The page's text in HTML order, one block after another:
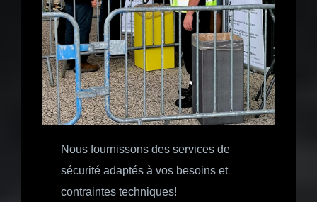
Nous fournissons des services de
sécurité adaptés à vos besoins et
contraintes techniques!